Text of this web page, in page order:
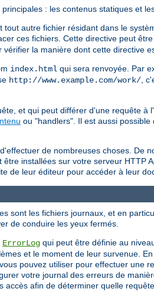
: les contenus statiques et
autre fichier résidant dans le
ces fichiers. Cette directive peut
la manière dont cette directive
index.html qui sera renvoyée. Par
http://www.example.com/work/ ,
et qui peut différer d'une requête à
ou "handlers". Il est aussi possible
de nombreuses choses. De
installées sur votre serveur HTTP
de leur éditeur pour accéder à leur
sont les fichiers journaux, et en
de conduire les yeux fermés.
ErrorLog qui peut être définie au
et le moment de leur survenue.
pouvez utiliser pour effectuer une
votre journal des erreurs de
afin de déterminer quelle